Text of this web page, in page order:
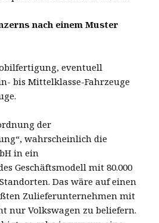
nach einem Muster
eventuell
bis Mittelklasse-Fahrzeuge
der
wahrscheinlich die
in ein
Geschäftsmodell mit 80.000
Das wäre auf einen
Zulieferunternehmen mit
nur Volkswagen zu beliefern.